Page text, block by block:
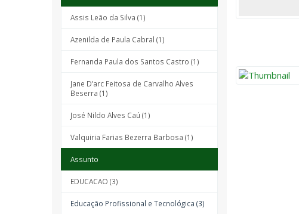
Assis Leão da Silva (1)
Azenilda de Paula Cabral (1)
Fernanda Paula dos Santos Castro (1)
Jane D’arc Feitosa de Carvalho Alves
Beserra (1)
José Nildo Alves Caú (1)
Valquiria Farias Bezerra Barbosa (1)
Assunto
EDUCACAO (3)
Educação Profissional e Tecnológica (3)